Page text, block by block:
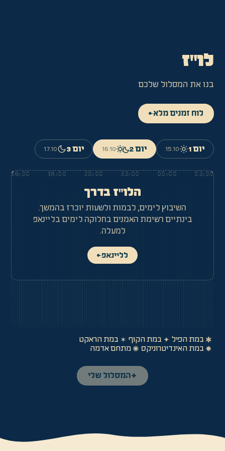
לו"ז
בנו את המסלול שלכם
לוח זמנים מלא←
יום 1 15.10 יום 2 16.10 יום 3 17.10
16:00 18:00 20:00 22:00 00:00 02:00
✱ במת הפיל ✦ במת הקוף ✶ במת הראקט
✸ במת האינדיטרוניקס ✺ מתחם אדמה
הלו"ז בדרך
השיבוץ לימים, לבמות ולשעות יוכרז בהמשך.
בינתיים רשימת האמנים בחלוקה לימים בליינאפ
למעלה.
לליינאפ←
✦המסלול שלי